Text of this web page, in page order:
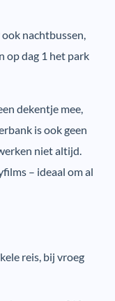
nachtbussen,
op dag 1 het park
dekentje mee,
is ook geen
niet altijd.
– ideaal om al
reis, bij vroeg